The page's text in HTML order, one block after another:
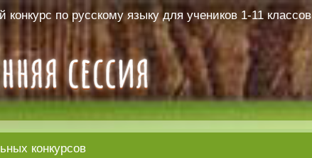
по русскому языку для учеников 1-11 классов
конкурсов